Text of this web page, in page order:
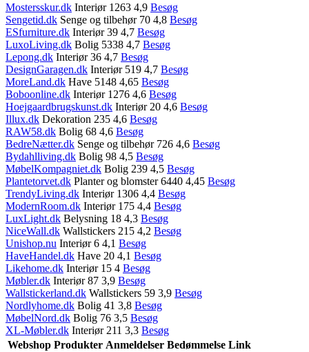
Mostersskur.dk Interiør 1263 4,9 Besøg
Sengetid.dk Senge og tilbehør 70 4,8 Besøg
ESfurniture.dk Interiør 39 4,7 Besøg
LuxoLiving.dk Bolig 5338 4,7 Besøg
Lepong.dk Interiør 36 4,7 Besøg
DesignGaragen.dk Interiør 519 4,7 Besøg
MoreLand.dk Have 5148 4,65 Besøg
Boboonline.dk Interiør 1276 4,6 Besøg
Hoejgaardbrugskunst.dk Interiør 20 4,6 Besøg
Illux.dk Dekoration 235 4,6 Besøg
RAW58.dk Bolig 68 4,6 Besøg
BedreNætter.dk Senge og tilbehør 726 4,6 Besøg
Bydahlliving.dk Bolig 98 4,5 Besøg
MøbelKompagniet.dk Bolig 239 4,5 Besøg
Plantetorvet.dk Planter og blomster 6440 4,45 Besøg
TrendyLiving.dk Interiør 1306 4,4 Besøg
ModernRoom.dk Interiør 175 4,4 Besøg
LuxLight.dk Belysning 18 4,3 Besøg
NiceWall.dk Wallstickers 215 4,2 Besøg
Unishop.nu Interiør 6 4,1 Besøg
HaveHandel.dk Have 20 4,1 Besøg
Likehome.dk Interiør 15 4 Besøg
Møbler.dk Interiør 87 3,9 Besøg
Wallstickerland.dk Wallstickers 59 3,9 Besøg
Nordlyhome.dk Bolig 41 3,8 Besøg
MøbelNord.dk Bolig 76 3,5 Besøg
XL-Møbler.dk Interiør 211 3,3 Besøg
Webshop Produkter Anmeldelser Bedømmelse Link